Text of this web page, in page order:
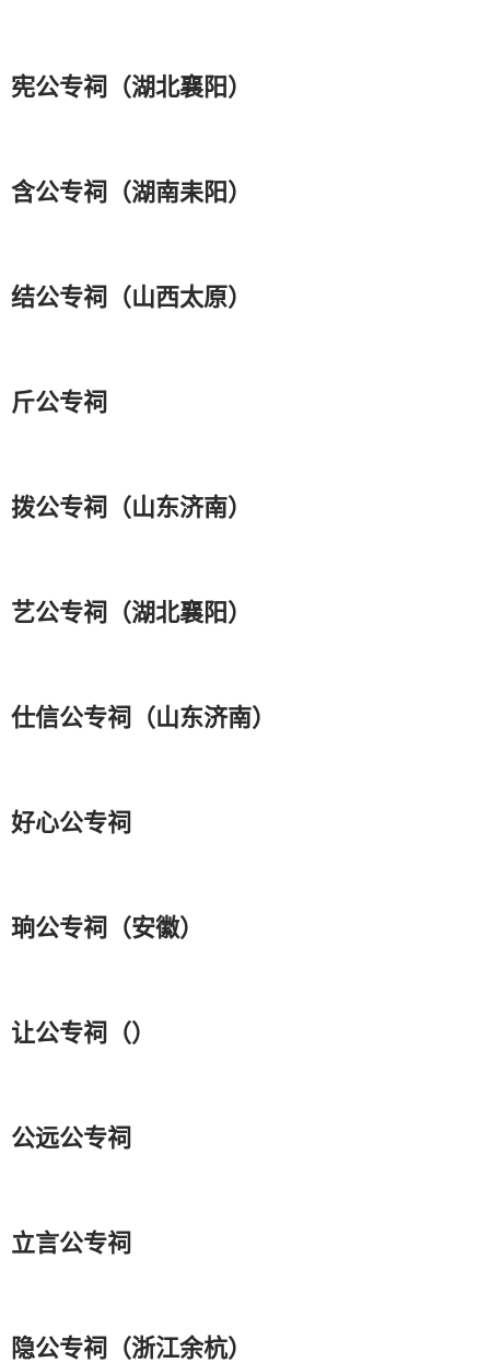
宪公专祠（湖北襄阳）
含公专祠（湖南耒阳）
结公专祠（山西太原）
斤公专祠
拨公专祠（山东济南）
艺公专祠（湖北襄阳）
仕信公专祠（山东济南）
好心公专祠
珦公专祠（安徽）
让公专祠（）
公远公专祠
立言公专祠
隐公专祠（浙江余杭）